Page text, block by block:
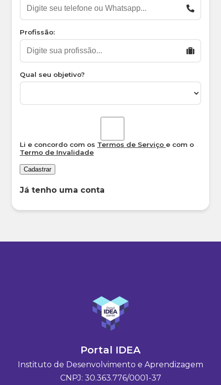
Profissão:
Qual seu objetivo?
Li e concordo com os Termos de Serviço e com o
Termo de Invalidade
Cadastrar
Já tenho uma conta
Portal IDEA
Instituto de Desenvolvimento e Aprendizagem
CNPJ: 30.363.776/0001-37